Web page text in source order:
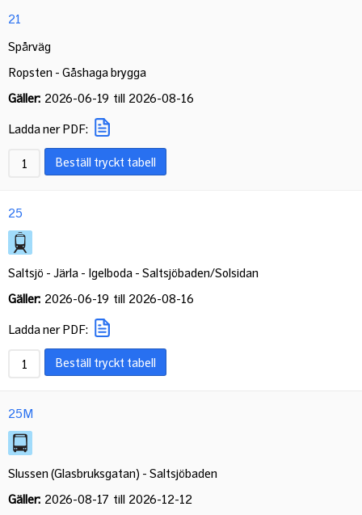
21
Spårväg
Ropsten - Gåshaga brygga
Gäller: 2026-06-19 till 2026-08-16
Ladda ner PDF:
Beställ tryckt tabell
25
Saltsjö - Järla - Igelboda - Saltsjöbaden/Solsidan
Gäller: 2026-06-19 till 2026-08-16
Ladda ner PDF:
Beställ tryckt tabell
25M
Slussen (Glasbruksgatan) - Saltsjöbaden
Gäller: 2026-08-17 till 2026-12-12